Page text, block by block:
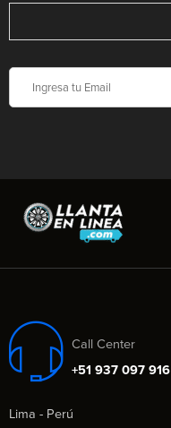
Call Center
+51 937 097 916
Lima - Perú